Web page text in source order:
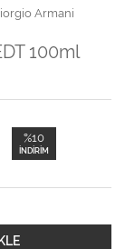
Armani
100ml
%10
İNDIRIM